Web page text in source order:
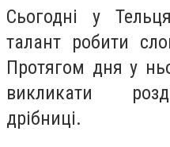
Сьогодні у
талант робити
Протягом дня у
викликати
дрібниці.